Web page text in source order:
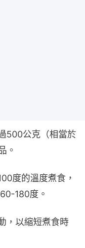
500公克（相當於
。
度的溫度煮食，
180度。
，以縮短煮食時